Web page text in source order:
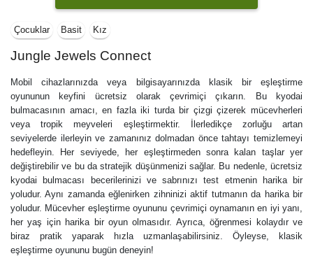
Çocuklar Basit Kız
Jungle Jewels Connect
Mobil cihazlarınızda veya bilgisayarınızda klasik bir eşleştirme
oyununun keyfini ücretsiz olarak çevrimiçi çıkarın. Bu kyodai
bulmacasının amacı, en fazla iki turda bir çizgi çizerek mücevherleri
veya tropik meyveleri eşleştirmektir. İlerledikçe zorluğu artan
seviyelerde ilerleyin ve zamanınız dolmadan önce tahtayı temizlemeyi
hedefleyin. Her seviyede, her eşleştirmeden sonra kalan taşlar yer
değiştirebilir ve bu da stratejik düşünmenizi sağlar. Bu nedenle, ücretsiz
kyodai bulmacası becerilerinizi ve sabrınızı test etmenin harika bir
yoludur. Aynı zamanda eğlenirken zihninizi aktif tutmanın da harika bir
yoludur. Mücevher eşleştirme oyununu çevrimiçi oynamanın en iyi yanı,
her yaş için harika bir oyun olmasıdır. Ayrıca, öğrenmesi kolaydır ve
biraz pratik yaparak hızla uzmanlaşabilirsiniz. Öyleyse, klasik
eşleştirme oyununu bugün deneyin!